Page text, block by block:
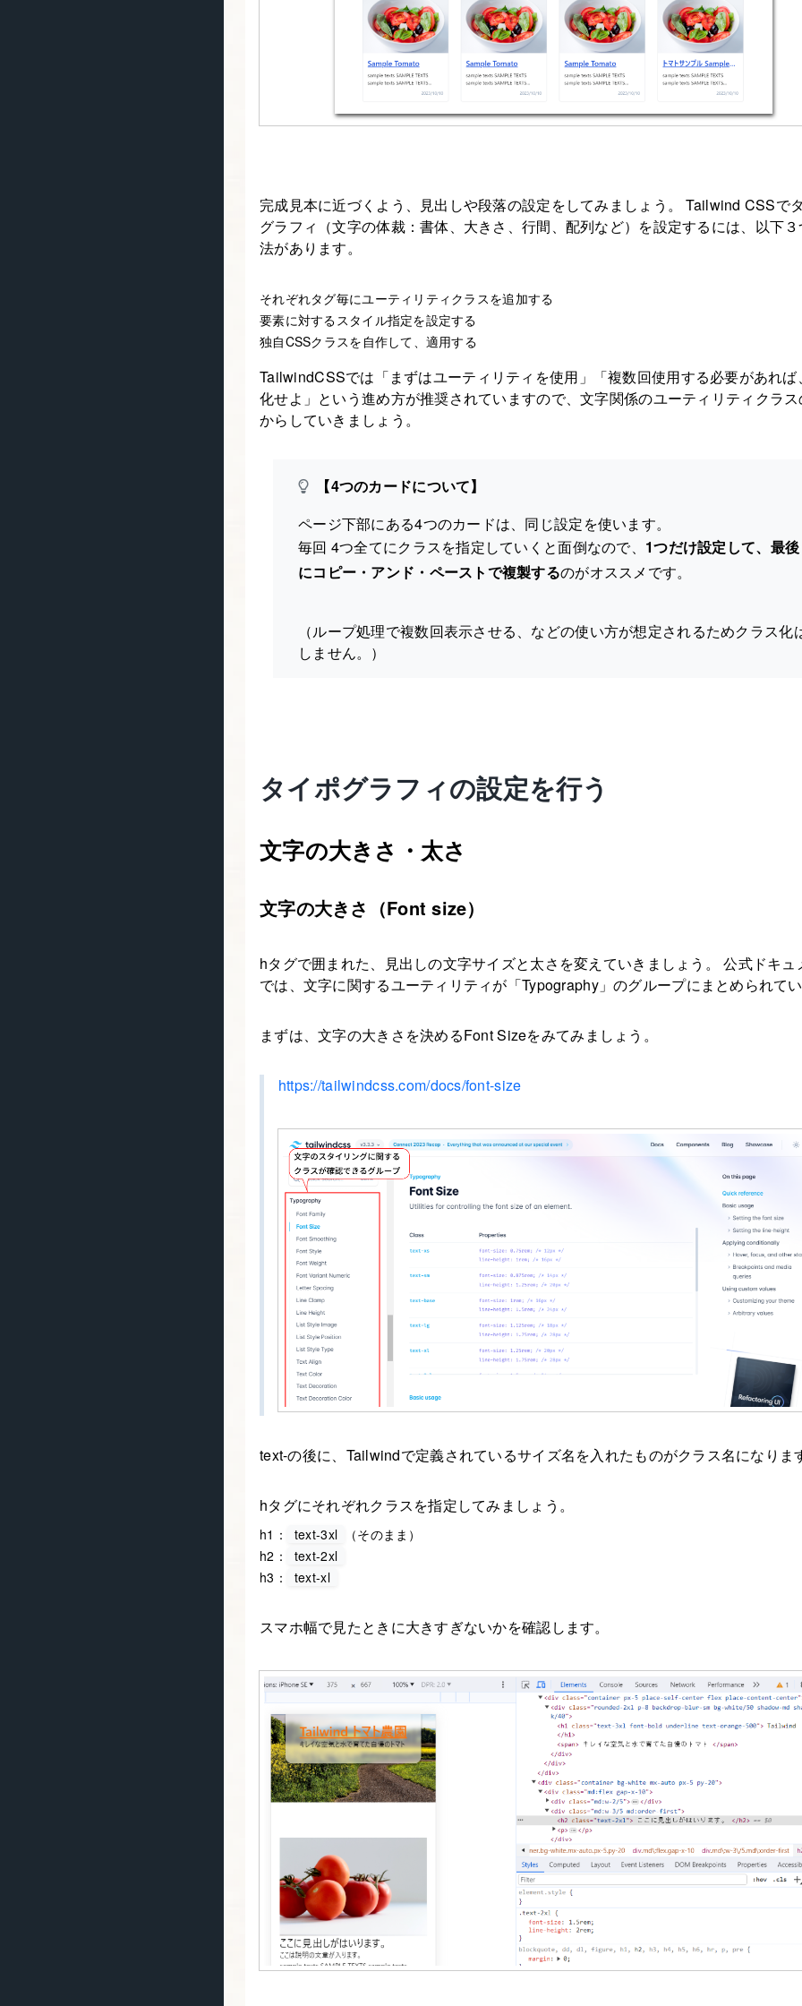
完成見本に近づくよう、見出しや段落の設定をしてみましょう。 Tailwind CSSで
グラフィ（文字の体裁：書体、大きさ、行間、配列など）を設定するには、以下
法があります。
それぞれタグ毎にユーティリティクラスを追加する
要素に対するスタイル指定を設定する
独自CSSクラスを自作して、適用する
TailwindCSSでは「まずはユーティリティを使用」「複数回使用する必要があれば
化せよ」という進め方が推奨されていますので、文字関係のユーティリティクラ
からしていきましょう。
【4つのカードについて】
ページ下部にある4つのカードは、同じ設定を使います。
毎回 4つ全てにクラスを指定していくと面倒なので、 1つだけ設定して、最後
にコピー・アンド・ペーストで複製するのがオススメです。
（ループ処理で複数回表示させる、などの使い方が想定されるためクラス化
しません。）
タイポグラフィの設定を行う
文字の大きさ・太さ
文字の大きさ（Font size）
hタグで囲まれた、見出しの文字サイズと太さを変えていきましょう。 公式ドキュ
では、文字に関するユーティリティが「Typography」のグループにまとめられて
まずは、文字の大きさを決めるFont Sizeをみてみましょう。
https://tailwindcss.com/docs/font-size
text-の後に、Tailwindで定義されているサイズ名を入れたものがクラス名になりま
hタグにそれぞれクラスを指定してみましょう。
h1： text-3xl
（そのまま）
h2：
text-2xl
h3：
text-xl
スマホ幅で見たときに大きすぎないかを確認します。